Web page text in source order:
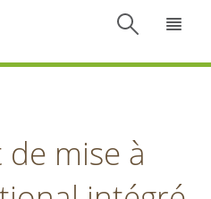
mise à